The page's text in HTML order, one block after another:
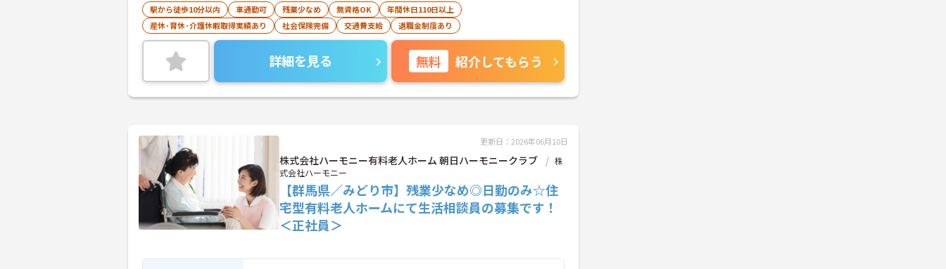
駅から徒歩10分以内 車通勤可 残業少なめ 無資格OK
年間休日110日以上
産休･育休･介護休暇取得実績あり
社会保険完備 交通費支給 退職金制度あり
詳細を見る 無料 紹介してもらう
更新日：2026年06月10日
株式会社ハーモニー有料老人ホーム 朝日ハーモニークラブ
株
式会社ハーモニー
【群馬県／みどり市】残業少なめ◎日勤のみ☆住
宅型有料老人ホームにて生活相談員の募集です！
＜正社員＞